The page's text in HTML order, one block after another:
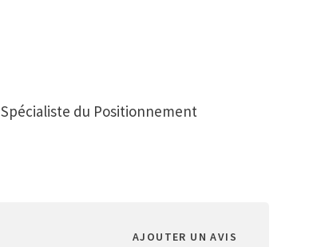
Spécialiste du Positionnement
AJOUTER UN AVIS